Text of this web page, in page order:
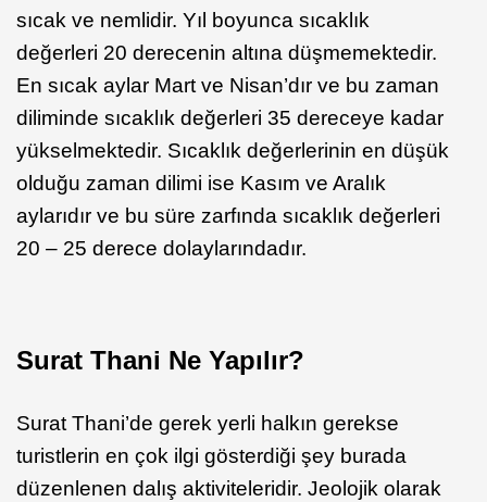
sıcak ve nemlidir. Yıl boyunca sıcaklık
değerleri 20 derecenin altına düşmemektedir.
En sıcak aylar Mart ve Nisan’dır ve bu zaman
diliminde sıcaklık değerleri 35 dereceye kadar
yükselmektedir. Sıcaklık değerlerinin en düşük
olduğu zaman dilimi ise Kasım ve Aralık
aylarıdır ve bu süre zarfında sıcaklık değerleri
20 – 25 derece dolaylarındadır.
Surat Thani Ne Yapılır?
Surat Thani’de gerek yerli halkın gerekse
turistlerin en çok ilgi gösterdiği şey burada
düzenlenen dalış aktiviteleridir. Jeolojik olarak